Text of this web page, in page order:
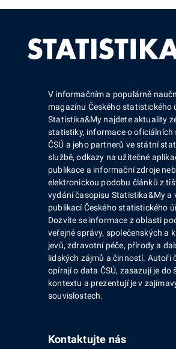
V informačním a populárně
magazínu Českého statistického
Statistika&My najdete aktuality
statistiky, informace o oficiálních
ČSÚ a jeho partnerů ve státní
službě, odkazy na užitečné
publikace a informační zdroje
elektronickou podobu článků z
vydání časopisu Statistika&My a
publikací Českého statistického
Dozvíte se informace z oblasti
veřejné správy, společenských a
jevů, zdravotní péče, přírody a
lidských zájmů a činností. Autoři
opírají o data ČSÚ, zasazují je do
kontextu a prezentují je v
souvislostech.
Kontaktujte nás